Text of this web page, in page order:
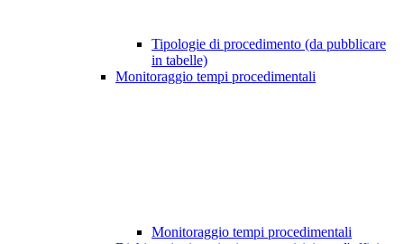
Tipologie di procedimento (da pubblicare
in tabelle)
Monitoraggio tempi procedimentali
Monitoraggio tempi procedimentali